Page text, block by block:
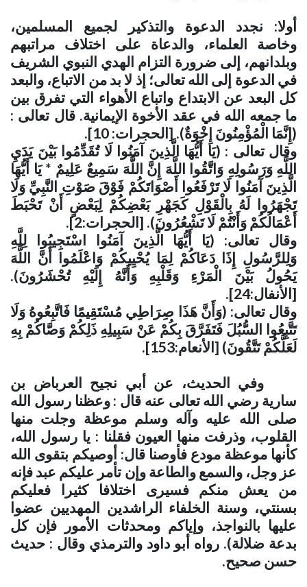
أولا: نجدد الدعوة والتذكير لجميع المسلمين،
وخاصة العلماء، والدعاة على اختلاف مراتبهم
وبلدانهم، إلى ضرورة التزام الهدي النبوي الشريف
في الدعوة إلى الله تعالى؛ إذ لا بد من الاتباع، والبعد
كل البعد عن الابتداع واتباع الأهواء التي تفرق بين
ما جمعه الله في عقد الأخوة الإيمانية. قال تعالى :
(إِنَّمَا الْمُؤْمِنُونَ إِخْوَةٌ). [الحجرات: 10]
.
وقال تعالى : (يَا أَيُّهَا الَّذِينَ آمَنُوا لَا تُقَدِّمُوا بَيْنَ يَدَيِ
اللَّهِ وَرَسُولِهِ وَاتَّقُوا اللَّهَ إِنَّ اللَّهَ سَمِيعٌ عَلِيمٌ * يَا أَيُّهَا
الَّذِينَ آمَنُوا لَا تَرْفَعُوا أَصْوَاتَكُمْ فَوْقَ صَوْتِ النَّبِيِّ وَلَا
تَجْهَرُوا لَهُ بِالْقَوْلِ كَجَهْرِ بَعْضِكُمْ لِبَعْضٍ أَنْ تَحْبَطَ
أَعْمَالُكُمْ وَأَنْتُمْ لَا تَشْعُرُونَ). [الحجرات:2]
.
وقال تعالى: (يَا أَيُّهَا الَّذِينَ آمَنُوا اسْتَجِيبُوا لِلَّهِ
وَلِلرَّسُولِ إِذَا دَعَاكُمْ لِمَا يُحْيِيكُمْ وَاعْلَمُوا أَنَّ اللَّهَ
يَحُولُ بَيْنَ الْمَرْءِ وَقَلْبِهِ وَأَنَّهُ إِلَيْهِ تُحْشَرُونَ).
[الأنفال:24]
.
وقال تعالى: (وَأَنَّ هَذَا صِرَاطِي مُسْتَقِيمًا فَاتَّبِعُوهُ وَلَا
تَتَّبِعُوا السُّبُلَ فَتَفَرَّقَ بِكُمْ عَنْ سَبِيلِهِ ذَلِكُمْ وَصَّاكُمْ بِهِ
لَعَلَّكُمْ تَتَّقُونَ) [الأنعام:153]
.
وفي الحديث، عن أبي نجيح العرباض بن
سارية رضي الله تعالى عنه قال : وعظنا رسول الله
صلى الله عليه وآله وسلم موعظة وجلت منها
القلوب، وذرفت منها العيون فقلنا : يا رسول الله،
كأنها موعظة مودع فأوصنا قال: أوصيكم بتقوى الله
عز وجل، والسمع والطاعة وإن تأمر عليكم عبد فإنه
من يعش منكم فسيرى اختلافا كثيرا فعليكم
بسنتي، وسنة الخلفاء الراشدين المهديين عضوا
عليها بالنواجذ، وإياكم ومحدثات الأمور فإن كل
بدعة ضلالة). رواه أبو داود والترمذي وقال : حديث
حسن صحيح.